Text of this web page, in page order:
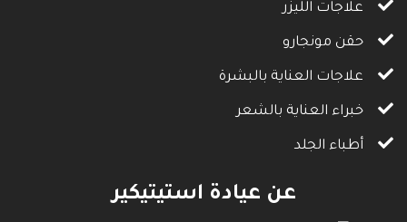
علاجات الليزر
حقن مونجارو
علاجات العناية بالبشرة
خبراء العناية بالشعر
أطباء الجلد
عن عيادة استيتيكير